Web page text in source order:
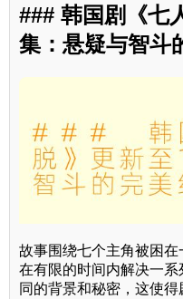
### 韩国剧《七
集：悬疑与智斗
故事围绕七个主角被困
在有限的时间内解决一
同的背景和秘密，这使